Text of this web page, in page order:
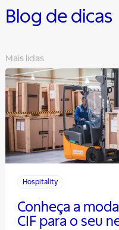
Blog de dicas
Mais lidas
Hospitality
Conheça a
CIF para o seu